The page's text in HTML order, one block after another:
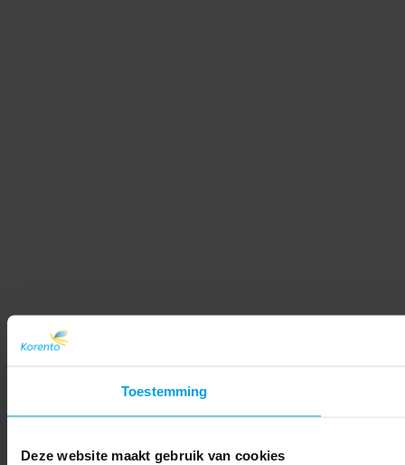
Toestemming
Deze website maakt gebruik van cookies